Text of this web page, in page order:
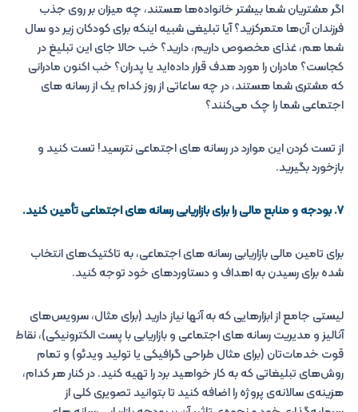
اگر مشتریان شما بیشتر خانواده‌ها هستند، چه میزان بر روی جذب
فرزندان آن‌ها متمرکزید؟ آیا تبلیغی شبیه اینکه برای کودکان زیر دو سال
شما هم، غذای مخصوص داریم، دارید؟ خب حالا جای این تبلیغ در
کجاست؟ مادران را مورد هدف قرار داده‌اید یا پدران؟ خب اکنون مادرانی
که مشتری شما هستند، در چه ساعاتی از روز کدام یک از رسانه های
اجتماعی شما را چک می‌کنند؟
از تست کردن این موارد در رسانه های اجتماعی نترسید! تست کنید و
بازخورد بگیرید.
۷. بودجه و منابع مالی را برای بازاریابی رسانه های اجتماعی تأمین کنید.
برای تامین مالی بازاریابی رسانه های اجتماعی، به تاکتیک‌های انتخاب
شده برای رسیدن به اهداف و دستاوردهای خود توجه کنید.
لیستی جامع از ابزارهایی که به آنها نیاز دارید (برای مثال، سرویس‌های
آنالیز و مدیریت رسانه های اجتماعی و بازاریابی با پست الکترونیکی)، نقاط
قوت خدمات‌تان (برای مثال طراحی گرافیکی یا تولید ویدئو) و تمام
روش‌های تبلیغاتی که به کار خواهید برد را تهیه کنید. در کنار هر کدام،
هزینه‌ی سالانه‌ی پروژه را اضافه کنید تا بتوانید تصویری کلی از